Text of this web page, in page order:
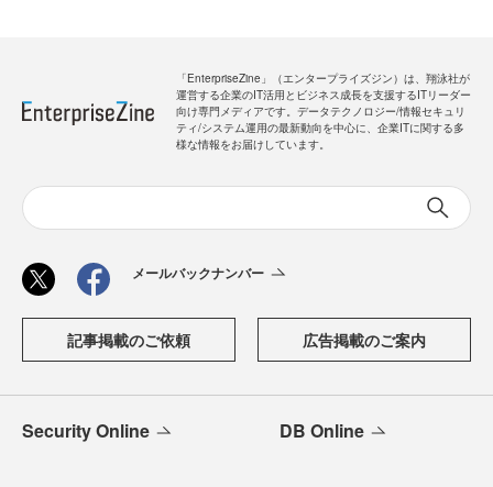
「EnterpriseZine」（エンタープライズジン）は、翔泳社が
運営する企業のIT活用とビジネス成長を支援するITリーダー
向け専門メディアです。データテクノロジー/情報セキュリ
ティ/システム運用の最新動向を中心に、企業ITに関する多
様な情報をお届けしています。
メールバックナンバー
記事掲載のご依頼 広告掲載のご案内
Security Online DB Online